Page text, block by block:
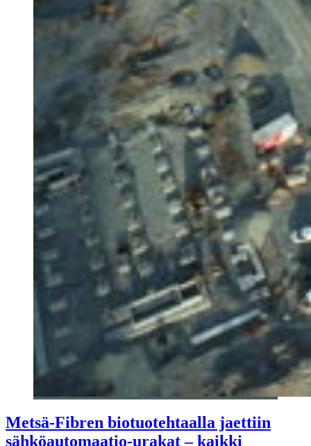
Metsä-Fibren biotuotehtaalla jaettiin
sähköautomaatio-urakat – kaikki